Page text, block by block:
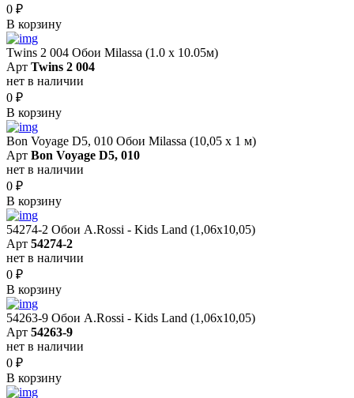
0 ₽
В корзину
Twins 2 004 Обои Milassa (1.0 х 10.05м)
Арт Twins 2 004
нет в наличии
0 ₽
В корзину
Bon Voyage D5, 010 Обои Milassa (10,05 х 1 м)
Арт Bon Voyage D5, 010
нет в наличии
0 ₽
В корзину
54274-2 Обои A.Rossi - Kids Land (1,06x10,05)
Арт 54274-2
нет в наличии
0 ₽
В корзину
54263-9 Обои A.Rossi - Kids Land (1,06x10,05)
Арт 54263-9
нет в наличии
0 ₽
В корзину